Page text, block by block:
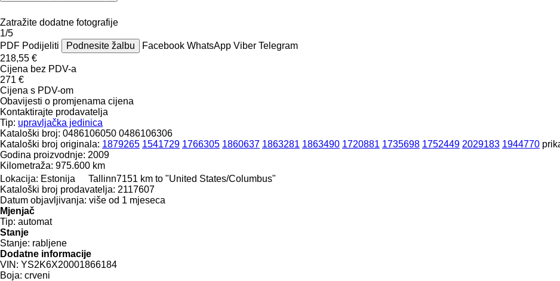
Zatražite dodatne fotografije
1/5
PDF Podijeliti Podnesite žalbu Facebook WhatsApp Viber Telegram
218,55 €
Cijena bez PDV-a
271 €
Cijena s PDV-om
Obavijesti o promjenama cijena
Kontaktirajte prodavatelja
Tip: upravljačka jedinica
Kataloški broj: 0486106050 0486106306
Kataloški broj originala: 1879265 1541729 1766305 1860637 1863281 1863490 1720881 1735698 1752449 2029183 1944770
Godina proizvodnje: 2009
Kilometraža: 975.600 km
Lokacija: Estonija Tallinn7151 km to "United States/Columbus"
Kataloški broj prodavatelja: 2117607
Datum objavljivanja: više od 1 mjeseca
Mjenjač
Tip: automat
Stanje
Stanje: rabljene
Dodatne informacije
VIN: YS2K6X20001866184
Boja: crveni